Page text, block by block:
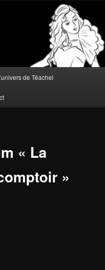
de Téachel
« La
»